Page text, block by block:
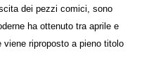
dei pezzi comici, sono
ha ottenuto tra aprile e
viene riproposto a pieno titolo